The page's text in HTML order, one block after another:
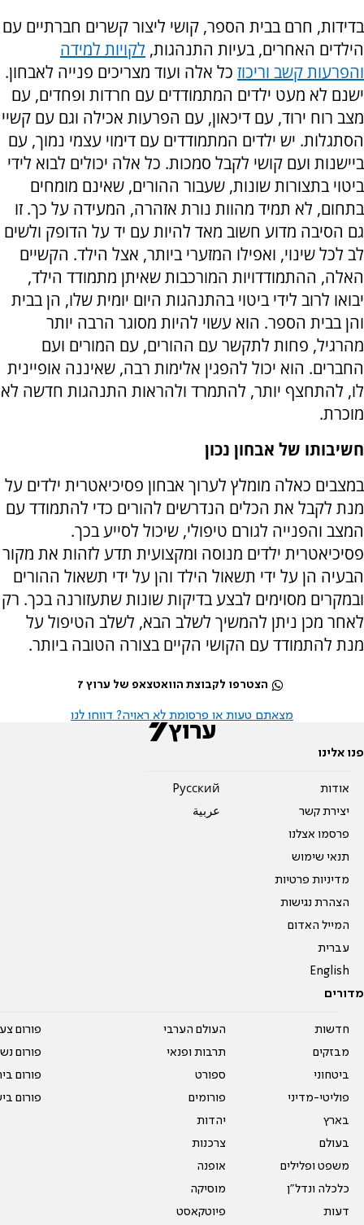
בדידות, חרם בבית הספר, קושי ליצור קשרים חברתיים עם
הילדים האחרים, בעיות התנהגות, לקויות למידה
והפרעות קשב וריכוז כל אלה ועוד מצריכים פנייה לאבחון.
ישנם לא מעט ילדים המתמודדים עם חרדות ופחדים, עם
מצב רוח ירוד, עם דיכאון, עם הפרעות אכילה וגם עם קשיי
הסתגלות. יש ילדים המתמודדים עם דימוי עצמי נמוך, עם
ביישנות ועם קושי לקבל סמכות. כל אלה יכולים לבוא לידי
ביטוי בתצורות שונות, שעבור ההורים, שאינם מומחים
בתחום, לא תמיד מהוות נורת אזהרה, המעידה על כך. זו
גם הסיבה מדוע חשוב מאד להיות עם יד על הדופק ולשים
לב לכל שינוי, ואפילו המזערי ביותר, אצל הילד. הקשיים
האלה, ההתמודדויות המורכבות שאיתן מתמודד הילד,
יבואו לרוב לידי ביטוי בהתנהגות היום יומית שלו, הן בבית
והן בבית הספר. הוא עשוי להיות מסוגר הרבה יותר
מהרגיל, פחות לתקשר עם ההורים, עם המורים ועם
החברים. הוא יכול להפגין אלימות רבה, שאיננה אופיינית
לו, להתחצף יותר, להתמרד ולהראות התנהגות חדשה לא
מוכרת.
חשיבותו של אבחון נכון
במצבים כאלה מומלץ לערוך אבחון פסיכיאטרית ילדים על
מנת לקבל את הכלים הנדרשים להורים כדי להתמודד עם
המצב והפנייה לגורם טיפולי, שיכול לסייע בכך.
פסיכיאטרית ילדים מנוסה ומקצועית תדע לזהות את מקור
הבעיה הן על ידי תשאול הילד והן על ידי תשאול ההורים
ובמקרים מסוימים לבצע בדיקות שונות שתעזורנה בכך. רק
לאחר מכן ניתן להמשיך לשלב הבא, לשלב הטיפול על
מנת להתמודד עם הקושי הקיים בצורה הטובה ביותר.
הצטרפו לקבוצת הוואטצאפ של ערוץ 7
מצאתם טעות או פרסומת לא ראויה? דווחו לנו
פנו אלינו
אודות
יצירת קשר
פרסמו אצלנו
תנאי שימוש
מדיניות פרטיות
הצהרת נגישות
המייל האדום
עברית
English
Pусский
عربية
מדורים
חדשות
מבזקים
ביטחוני
פוליטי-מדיני
בארץ
בעולם
משפט ופלילים
כלכלה ונדל"ן
דעות
העולם הערבי
תרבות ופנאי
ספורט
פורומים
יהדות
צרכנות
אופנה
מוסיקה
פיוטקאסט
פורום
פורום
פורום
פורום